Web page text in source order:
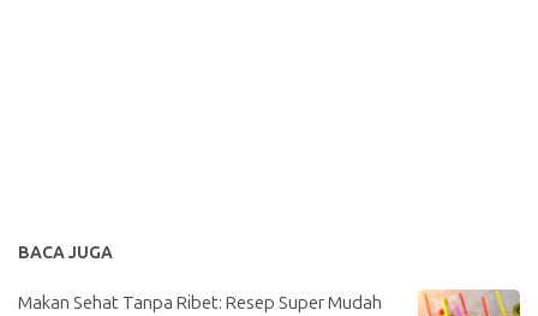
BACA JUGA
Makan Sehat Tanpa Ribet: Resep Super Mudah